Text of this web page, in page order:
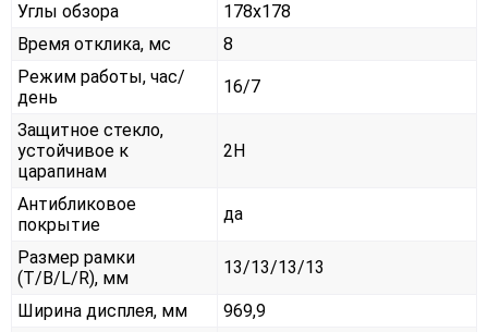
Углы обзора
178x178
Время отклика, мс
8
Режим работы, час/
день
16/7
Защитное стекло,
устойчивое к
царапинам
2H
Антибликовое
покрытие
да
Размер рамки
(T/B/L/R), мм
13/13/13/13
Ширина дисплея, мм
969,9